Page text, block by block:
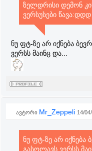
ზელდრისი დემონ
ვერსუსები წავა:დდდ
ნუ ფტ-ზე არ იქნება
ვერსს მაინც და...
ავტორი Mr_Zeppeli 14/
ნუ ფტ-ზე არ იქნება
გასოლავს ვერსს